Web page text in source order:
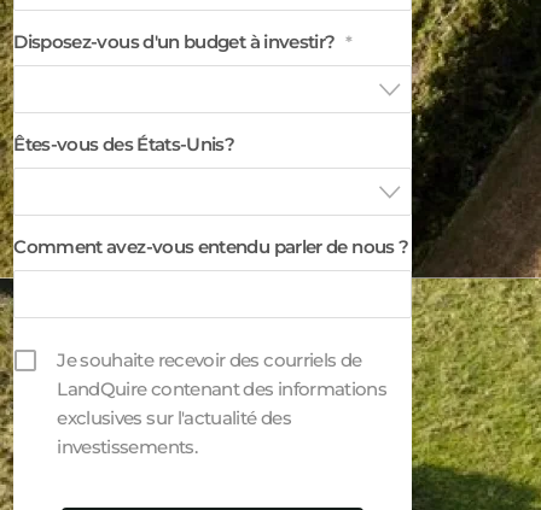
Disposez-vous d'un budget à investir? *
Êtes-vous des États-Unis?
Comment avez-vous entendu parler de nous ?
Je souhaite recevoir des courriels de
LandQuire contenant des informations
exclusives sur l'actualité des
investissements.